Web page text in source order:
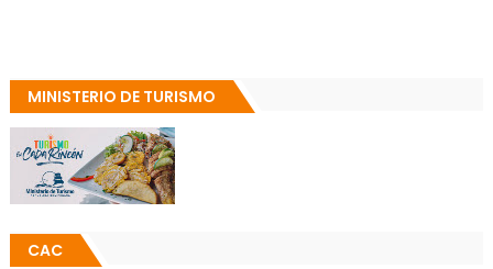
MINISTERIO DE TURISMO
CAC